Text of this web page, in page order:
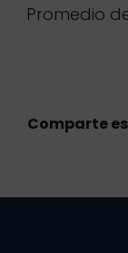
Promedio